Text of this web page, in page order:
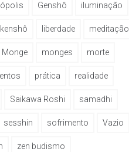
Genshô iluminação
kenshô liberdade meditação
Monge monges morte
prática realidade
Saikawa Roshi samadhi
sesshin sofrimento Vazio
zen budismo